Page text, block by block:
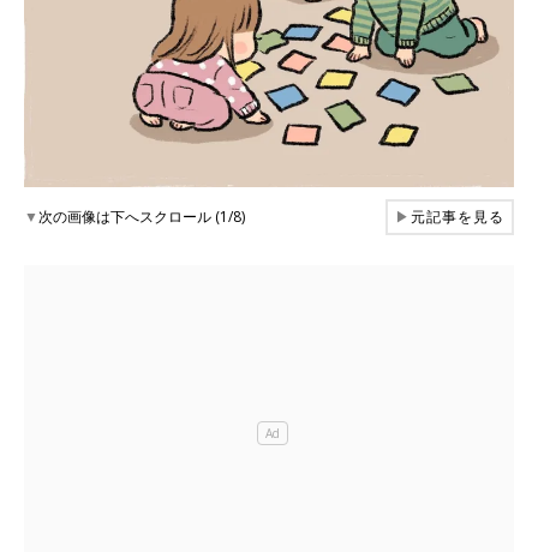
▼次の画像は下へスクロール (1/8) ▶元記事を見る